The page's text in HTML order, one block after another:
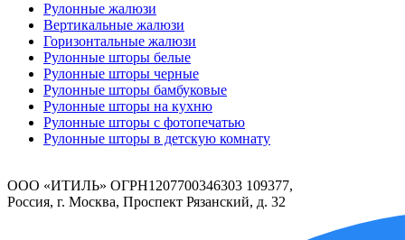
Рулонные жалюзи
Вертикальные жалюзи
Горизонтальные жалюзи
Рулонные шторы белые
Рулонные шторы черные
Рулонные шторы бамбуковые
Рулонные шторы на кухню
Рулонные шторы с фотопечатью
Рулонные шторы в детскую комнату
ООО «ИТИЛЬ» ОГРН1207700346303 109377,
Россия, г. Москва, Проспект Рязанский, д. 32